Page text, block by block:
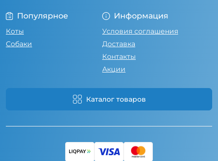
Популярное
Коты
Собаки
Информация
Условия соглашения
Доставка
Контакты
Акции
Каталог товаров